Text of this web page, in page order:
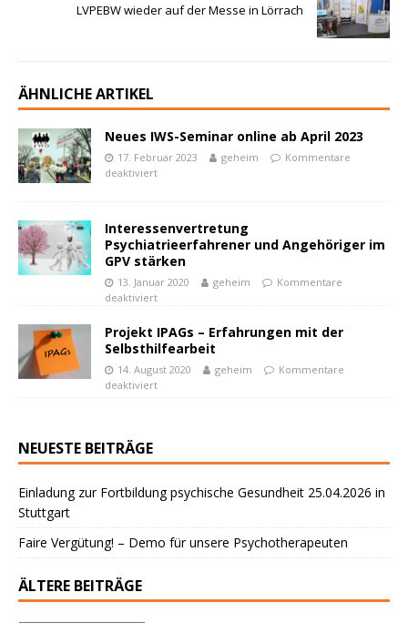
LVPEBW wieder auf der Messe in Lörrach
ÄHNLICHE ARTIKEL
Neues IWS-Seminar online ab April 2023
17. Februar 2023 geheim
Kommentare
deaktiviert
Interessenvertretung
Psychiatrieerfahrener und Angehöriger im
GPV stärken
13. Januar 2020 geheim
Kommentare
deaktiviert
Projekt IPAGs – Erfahrungen mit der
Selbsthilfearbeit
14. August 2020 geheim
Kommentare
deaktiviert
NEUESTE BEITRÄGE
Einladung zur Fortbildung psychische Gesundheit 25.04.2026 in
Stuttgart
Faire Vergütung! – Demo für unsere Psychotherapeuten
ÄLTERE BEITRÄGE